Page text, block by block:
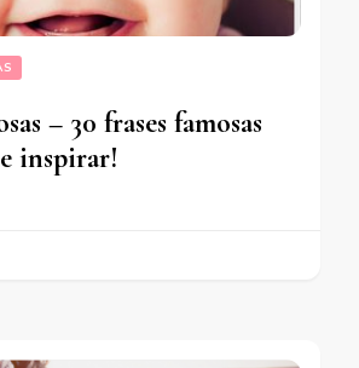
– 30 frases famosas
inspirar!